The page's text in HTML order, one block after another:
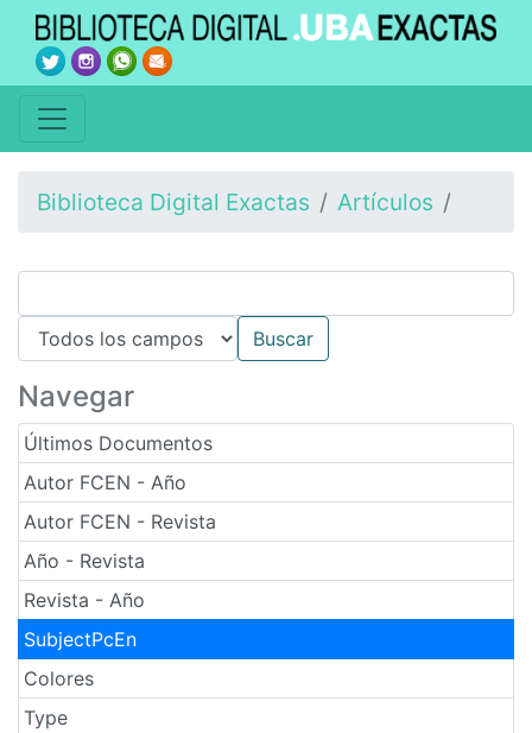
Biblioteca Digital Exactas Artículos
Navegar
Últimos Documentos
Autor FCEN - Año
Autor FCEN - Revista
Año - Revista
Revista - Año
SubjectPcEn
Colores
Type